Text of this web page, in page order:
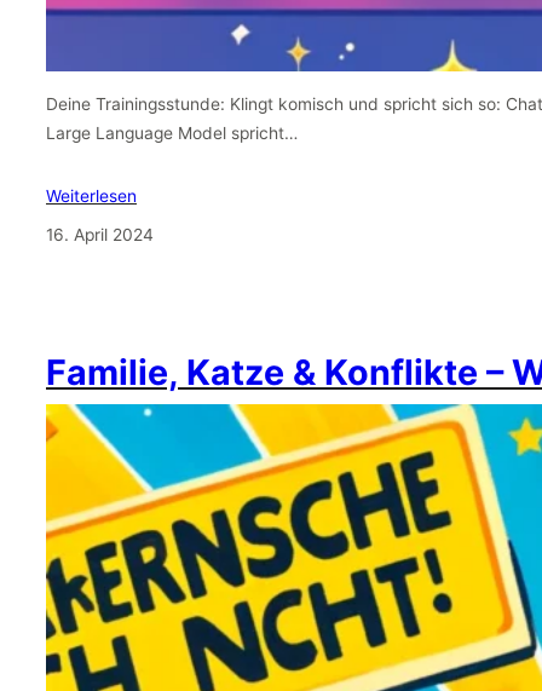
Deine Trainingsstunde: Klingt komisch und spricht sich so:
Large Language Model spricht…
Weiterlesen
16. April 2024
Familie, Katze & Konflikte –